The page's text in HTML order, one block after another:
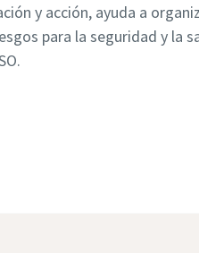
y acción, ayuda a
para la seguridad y la